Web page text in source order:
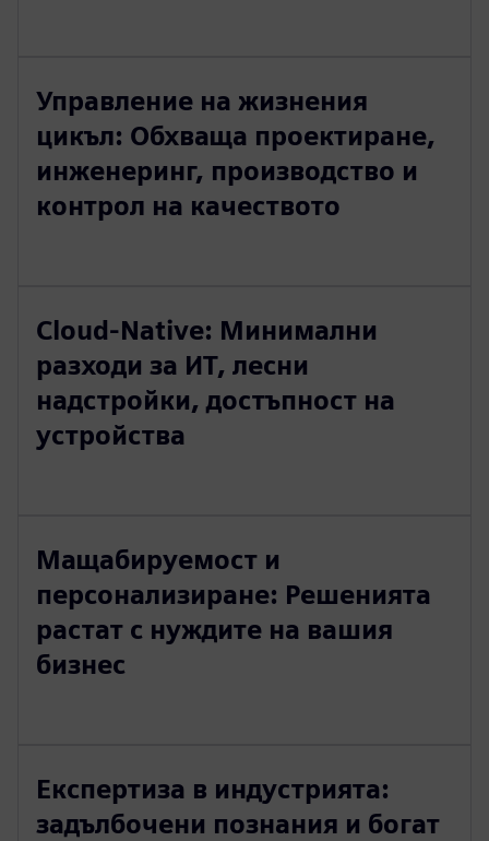
Управление на жизнения
цикъл: Обхваща проектиране,
инженеринг, производство и
контрол на качеството
Cloud-Native: Минимални
разходи за ИТ, лесни
надстройки, достъпност на
устройства
Мащабируемост и
персонализиране: Решенията
растат с нуждите на вашия
бизнес
Експертиза в индустрията:
задълбочени познания и богат